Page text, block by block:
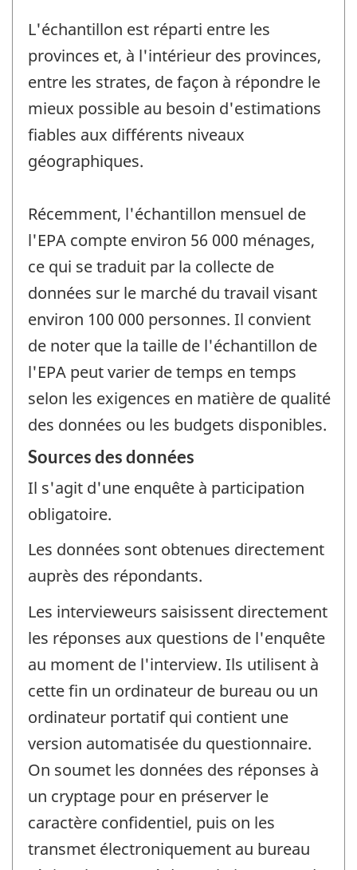
L'échantillon est réparti entre les
provinces et, à l'intérieur des provinces,
entre les strates, de façon à répondre le
mieux possible au besoin d'estimations
fiables aux différents niveaux
géographiques.
Récemment, l'échantillon mensuel de
l'EPA compte environ 56 000 ménages,
ce qui se traduit par la collecte de
données sur le marché du travail visant
environ 100 000 personnes. Il convient
de noter que la taille de l'échantillon de
l'EPA peut varier de temps en temps
selon les exigences en matière de qualité
des données ou les budgets disponibles.
Sources des données
Il s'agit d'une enquête à participation
obligatoire.
Les données sont obtenues directement
auprès des répondants.
Les intervieweurs saisissent directement
les réponses aux questions de l'enquête
au moment de l'interview. Ils utilisent à
cette fin un ordinateur de bureau ou un
ordinateur portatif qui contient une
version automatisée du questionnaire.
On soumet les données des réponses à
un cryptage pour en préserver le
caractère confidentiel, puis on les
transmet électroniquement au bureau